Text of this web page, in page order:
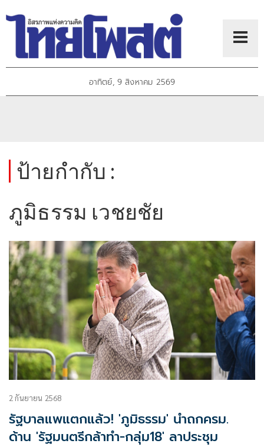
อาทิตย์, 9 สิงหาคม 2569
ป้ายกำกับ :
ภูมิธรรม เวชยชัย
2 กันยายน 2568
รัฐบาลแพแตกแล้ว! 'ภูมิธรรม' นำถกครม.
ด้าน 'รัฐมนตรีกล้าทำ-กลุ่ม18' ลาประชุม